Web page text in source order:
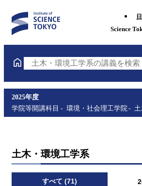
Science
土木・環境工学系の講義を検索
2025年度
学院等開講科目
環境・社会理工学院
土木・環境工学系
すべて (71)